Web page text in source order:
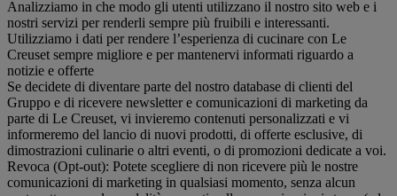
Analizziamo in che modo gli utenti utilizzano il nostro sito web e i
nostri servizi per renderli sempre più fruibili e interessanti.
Utilizziamo i dati per rendere l’esperienza di cucinare con Le
Creuset sempre migliore e per mantenervi informati riguardo a
notizie e offerte
Se decidete di diventare parte del nostro database di clienti del
Gruppo e di ricevere newsletter e comunicazioni di marketing da
parte di Le Creuset, vi invieremo contenuti personalizzati e vi
informeremo del lancio di nuovi prodotti, di offerte esclusive, di
dimostrazioni culinarie o altri eventi, o di promozioni dedicate a voi.
Revoca (Opt-out): Potete scegliere di non ricevere più le nostre
comunicazioni di marketing in qualsiasi momento, senza alcun